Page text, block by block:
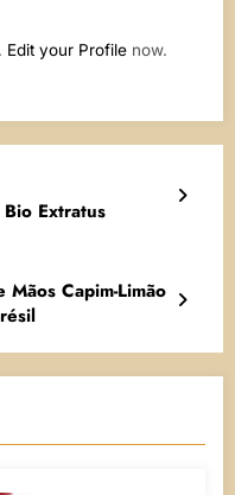
Edit your Profile now.
Extratus
Capim-Limão